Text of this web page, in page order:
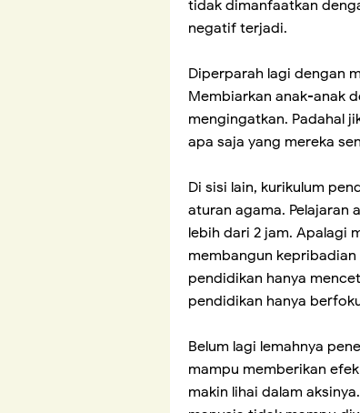
tidak dimanfaatkan
negatif terjadi.
Diperparah lagi dengan
Membiarkan anak-anak
mengingatkan. Padahal
apa saja yang mereka
Di sisi lain, kurikulum
aturan agama. Pelajaran
lebih dari 2 jam. Apalagi
membangun
pendidikan hanya
pendidikan hanya
Belum lagi lemahnya
mampu memberikan
makin lihai dalam